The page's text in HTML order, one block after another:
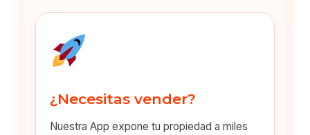
¿Necesitas vender?
Nuestra App expone tu propiedad a miles